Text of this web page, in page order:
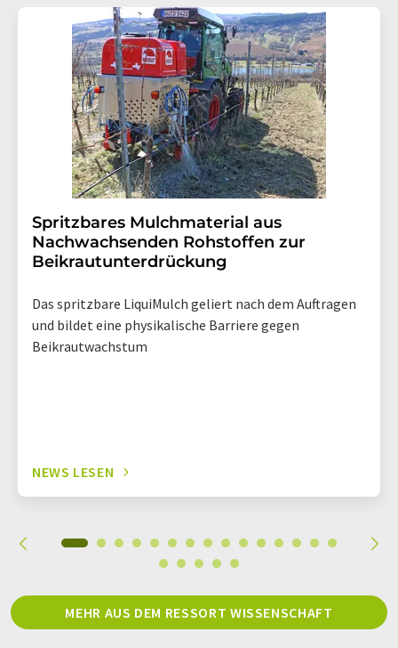
Spritzbares Mulchmaterial aus
Nachwachsenden Rohstoffen zur
Beikrautunterdrückung
Das spritzbare LiquiMulch geliert nach dem Auftragen
und bildet eine physikalische Barriere gegen
Beikrautwachstum
NEWS LESEN
MEHR AUS DEM RESSORT WISSENSCHAFT